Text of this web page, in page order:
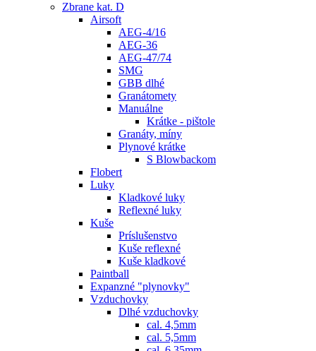
Zbrane kat. D
Airsoft
AEG-4/16
AEG-36
AEG-47/74
SMG
GBB dlhé
Granátomety
Manuálne
Krátke - pištole
Granáty, míny
Plynové krátke
S Blowbackom
Flobert
Luky
Kladkové luky
Reflexné luky
Kuše
Príslušenstvo
Kuše reflexné
Kuše kladkové
Paintball
Expanzné "plynovky"
Vzduchovky
Dlhé vzduchovky
cal. 4,5mm
cal. 5,5mm